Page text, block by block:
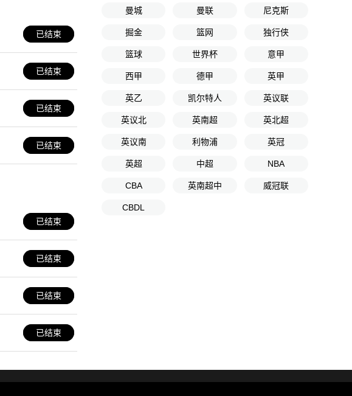
已结束
已结束
已结束
已结束
已结束
已结束
已结束
已结束
曼城 曼联 尼克斯
掘金 篮网 独行侠
篮球 世界杯 意甲
西甲 德甲 英甲
英乙 凯尔特人 英议联
英议北 英南超 英北超
英议南 利物浦 英冠
英超 中超 NBA
CBA 英南超中 威冠联
CBDL